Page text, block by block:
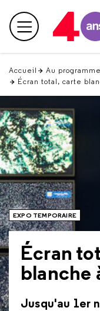
en
haut Menu principal
Accueil Au programme
Écran total, carte
EXPO TEMPORAIRE
Écran
blanche
Jusqu'au 1er